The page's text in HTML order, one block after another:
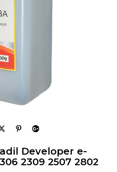
Developer e-
2309 2507 2802